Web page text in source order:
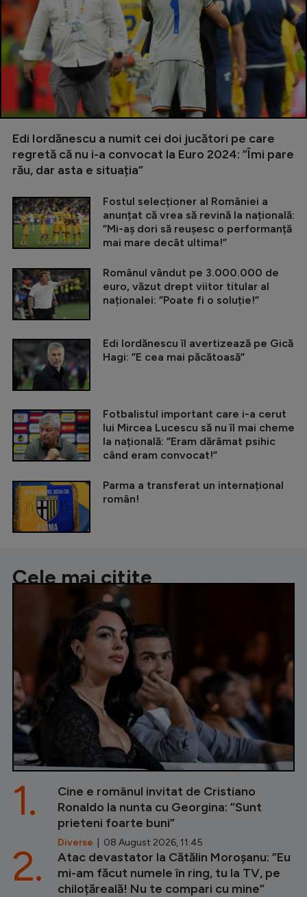
Edi Iordănescu a numit cei doi jucători pe care
regretă că nu i-a convocat la Euro 2024: ”Îmi pare
rău, dar asta e situația”
Fostul selecționer al României a
anunțat că vrea să revină la națională:
”Mi-aș dori să reușesc o performanță
mai mare decât ultima!”
Românul vândut pe 3.000.000 de
euro, văzut drept viitor titular al
naționalei: ”Poate fi o soluție!”
Edi Iordănescu îl avertizează pe Gică
Hagi: ”E cea mai păcătoasă”
Fotbalistul important care i-a cerut
lui Mircea Lucescu să nu îl mai cheme
la națională: ”Eram dărâmat psihic
când eram convocat!”
Parma a transferat un internațional
român!
Cele mai citite
Cine e românul invitat de Cristiano
Ronaldo la nunta cu Georgina: ”Sunt
prieteni foarte buni”
Diverse | 08 August 2026, 11:45
1.
Atac devastator la Cătălin Moroșanu: ”Eu
mi-am făcut numele în ring, tu la TV, pe
chiloțăreală! Nu te compari cu mine”
2.